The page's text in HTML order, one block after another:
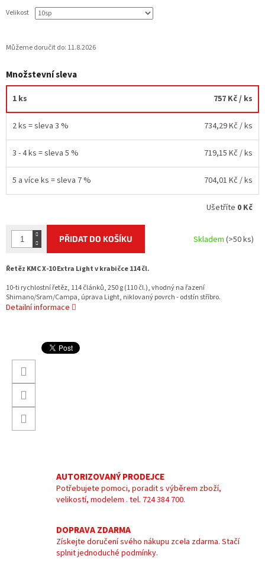
Velikost
Můžeme doručit do: 11.8.2026
Množstevní sleva
1 ks 757 Kč/ ks
2 ks = sleva 3 % 734,29 Kč / ks
3 - 4 ks = sleva 5 % 719,15 Kč / ks
5 a více ks = sleva 7 % 704,01 Kč / ks
Ušetříte 0 Kč
PŘIDAT DO KOŠÍKU Skladem(>50 ks)
Řetěz KMC X-10 Extra Light v krabičce 114 čl.
10-ti rychlostní řetěz, 114 článků, 250 g (110 čl.), vhodný na řazení
Shimano/Sram/Campa, úprava Light, niklovaný povrch - odstín stříbro.
Detailní informace
AUTORIZOVANÝ PRODEJCE
Potřebujete pomoci, poradit s výběrem zboží,
velikostí, modelem . tel. 724 384 700.
DOPRAVA ZDARMA
Získejte doručení svého nákupu zcela zdarma. Stačí
splnit jednoduché podmínky.